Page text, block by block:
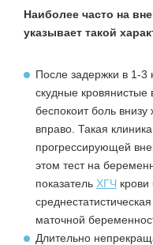
Наиболее часто на
указывает такой
После задержки в 1-
скудные
беспокоит боль
вправо. Такая
прогрессирующей
этом тест на
показатель ХГЧ
маточной
Длительно